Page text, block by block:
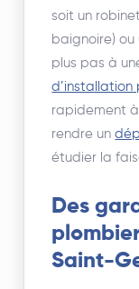
soit un
baignoire)
plus pas à
d’installation
rapidement
rendre un
étudier la
Des
Saint-